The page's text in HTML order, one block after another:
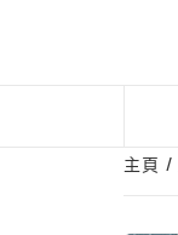
主頁